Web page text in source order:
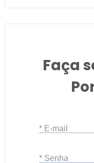
Faça
* E-mail
* Senha